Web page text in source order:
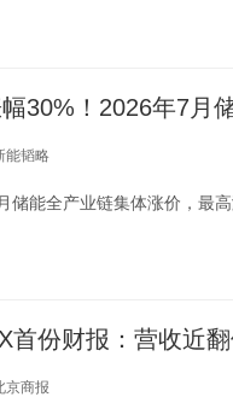
30%！2026年7月
能韬略
储能全产业链集体涨价，最
首份财报：营收近
京商报